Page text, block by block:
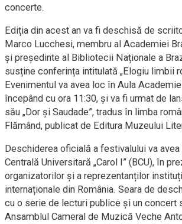
concerte.
Ediția din acest an va fi deschisă de
Marco Lucchesi, membru al Academiei
și președinte al Bibliotecii Naționale a
susține conferința intitulată „Elogiu limbii
Evenimentul va avea loc în Aula
începând cu ora 11:30, și va fi urmat de
său „Dor și Saudade”, tradus în limba
Flămând, publicat de Editura Muzeului
Deschiderea oficială a festivalului va
Centrală Universitară „Carol I” (BCU), în
organizatorilor și a reprezentanților
internaționale din România. Seara de
cu o serie de lecturi publice și un concert
Ansamblul Cameral de Muzică Veche